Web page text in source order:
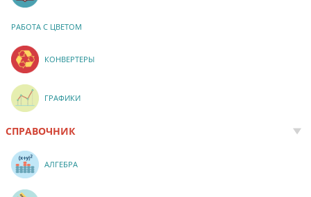
РАБОТА С ЦВЕТОМ
КОНВЕРТЕРЫ
ГРАФИКИ
СПРАВОЧНИК
АЛГЕБРА